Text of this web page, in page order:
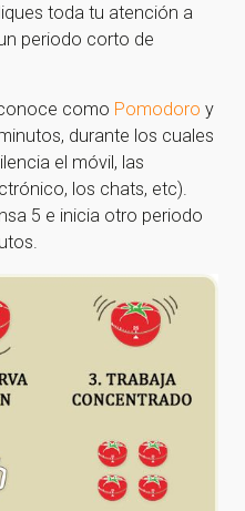
toda tu atención a
periodo corto de
como Pomodoro y
durante los cuales
el móvil, las
los chats, etc).
5 e inicia otro periodo